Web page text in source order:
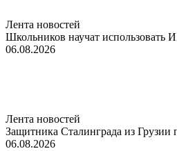
Лента новостей
Школьников научат использовать
06.08.2026
Лента новостей
Защитника Сталинграда из Грузии
06.08.2026